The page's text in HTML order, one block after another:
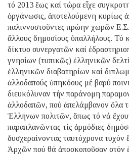
τό 2013 ἕως καί τώρα εἶχε
ὀργάνωσις, ἀποτελούμενη κυρίως
παλιννοστοῦντες πρώην χωρῶν
ἄλλους δημοσίους ὑπαλλήλους. Τό
δίκτυο συνεργατῶν καί
γνησίων (τυπικῶς) ἑλληνικῶν
ἑλληνικῶν διαβατηρίων καί
ἀλλοδαπούς ὑπηκόους μέ βαρύ
διευκόλυναν τήν παράνομη
ἀλλοδαπῶν, πού ἀπελάμβανον ὅλα
Ἑλλήνων πολιτῶν, ὅπως τό νά
παραπλανῶντας τίς ἁρμόδιες
δυσχεραίνοντας ταυτόχρονα
Ἀρχῶν πού θά ἀποσκοποῦσαν στόν